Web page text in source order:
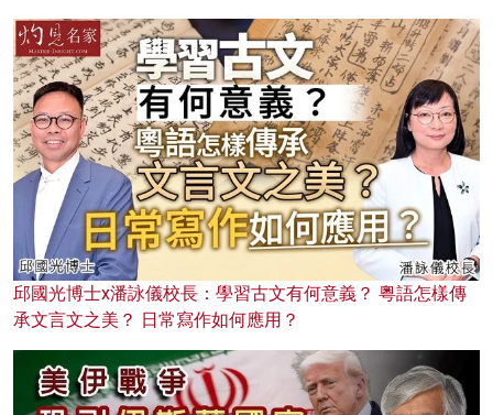
邱國光博士x潘詠儀校長：學習古文有何意義？ 粵語怎樣傳
承文言文之美？ 日常寫作如何應用？